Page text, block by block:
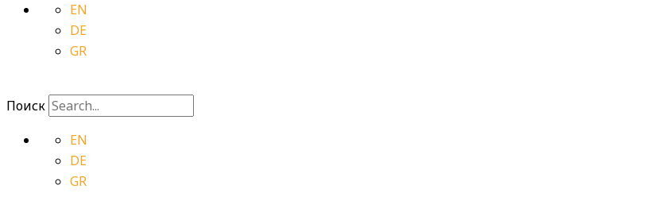
EN
DE
GR
Поиск
EN
DE
GR